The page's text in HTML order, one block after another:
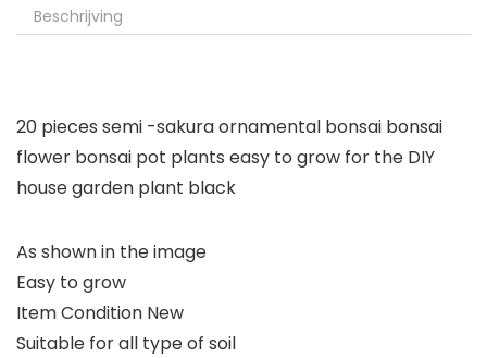
Beschrijving
20 pieces semi -sakura ornamental bonsai bonsai
flower bonsai pot plants easy to grow for the DIY
house garden plant black
As shown in the image
Easy to grow
Item Condition New
Suitable for all type of soil